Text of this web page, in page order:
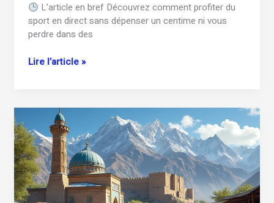
L’article en bref Découvrez comment profiter du
sport en direct sans dépenser un centime ni vous
perdre dans des
Streamonsport
sport
en
direct
gratuitement
et
légalement
Lire l’article »